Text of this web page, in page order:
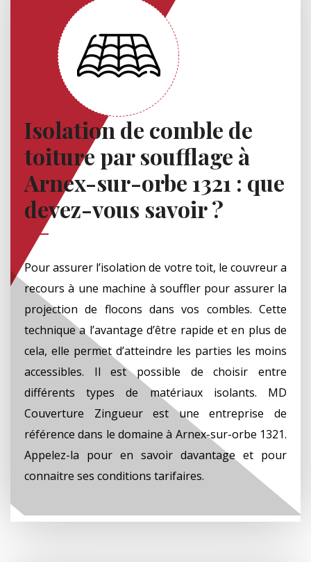
Isolation de comble de
toiture par soufflage à
Arnex-sur-orbe 1321 : que
devez-vous savoir ?
Pour assurer l’isolation de votre toit, le couvreur a
recours à une machine à souffler pour assurer la
projection de flocons dans vos combles. Cette
technique a l’avantage d’être rapide et en plus de
cela, elle permet d’atteindre les parties les moins
accessibles. Il est possible de choisir entre
différents types de matériaux isolants. MD
Couverture Zingueur est une entreprise de
référence dans le domaine à Arnex-sur-orbe 1321.
Appelez-la pour en savoir davantage et pour
connaitre ses conditions tarifaires.